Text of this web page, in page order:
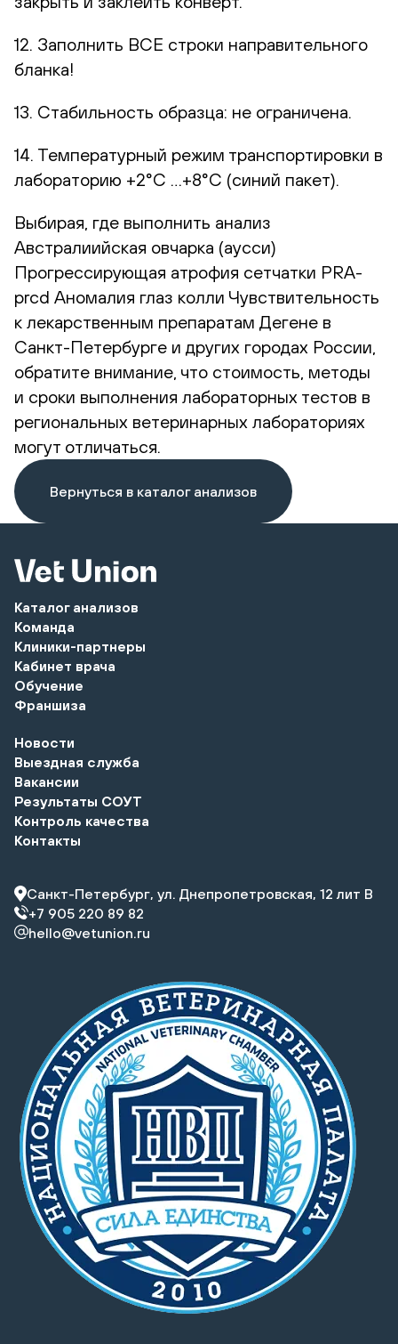
12. Заполнить ВСЕ строки направительного
бланка!
13. Стабильность образца: не ограничена.
14. Температурный режим транспортировки в
лабораторию +2°С …+8°С (синий пакет).
Выбирая, где выполнить анализ
Австралиийская овчарка (аусси)
Прогрессирующая атрофия сетчатки PRA-
prcd Аномалия глаз колли Чувствительность
к лекарственным препаратам Дегене в
Санкт-Петербурге и других городах России,
обратите внимание, что стоимость, методы
и сроки выполнения лабораторных тестов в
региональных ветеринарных лабораториях
могут отличаться.
Вернуться в каталог анализов
Каталог анализов
Команда
Клиники-партнеры
Кабинет врача
Обучение
Франшиза
Новости
Выездная служба
Вакансии
Результаты СОУТ
Контроль качества
Контакты
Санкт-Петербург, ул. Днепропетровская, 12 лит В
+7 905 220 89 82
hello@vetunion.ru